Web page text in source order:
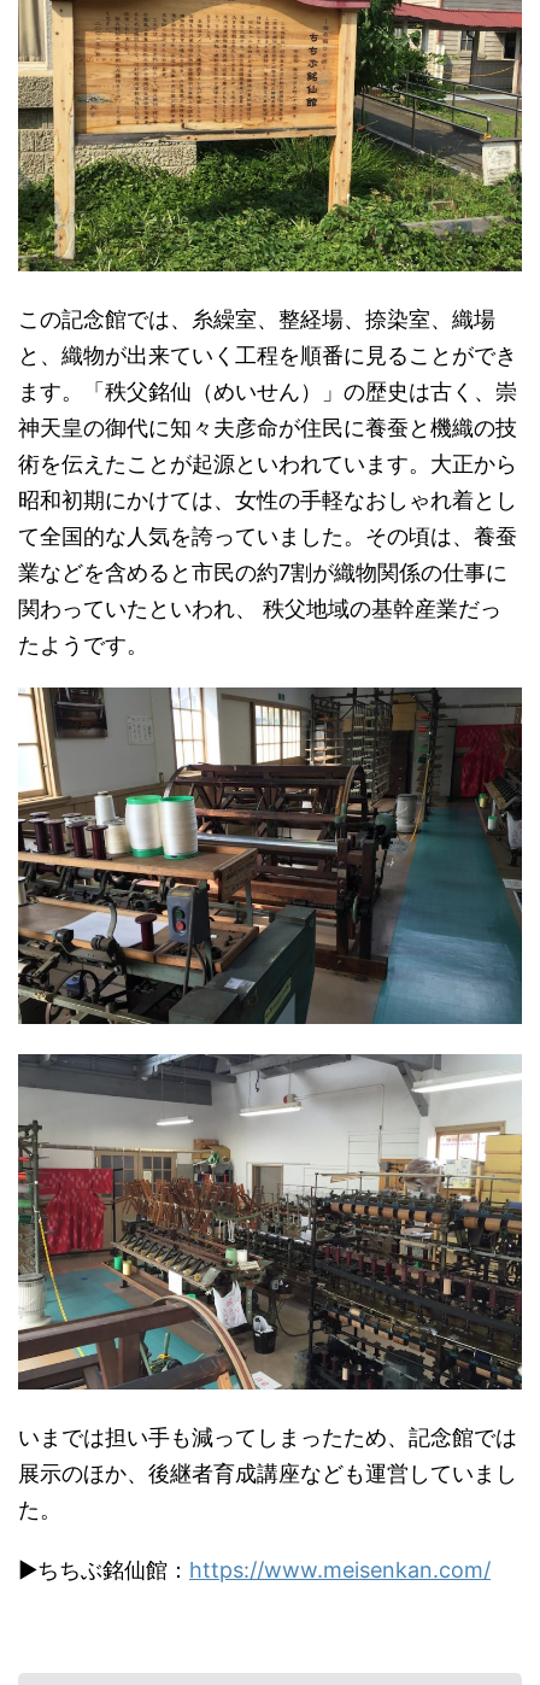
この記念館では、糸繰室、整経場、捺染室、織場
と、織物が出来ていく工程を順番に見ることができ
ます。「秩父銘仙（めいせん）」の歴史は古く、崇
神天皇の御代に知々夫彦命が住民に養蚕と機織の技
術を伝えたことが起源といわれています。大正から
昭和初期にかけては、女性の手軽なおしゃれ着とし
て全国的な人気を誇っていました。その頃は、養蚕
業などを含めると市民の約7割が織物関係の仕事に
関わっていたといわれ、 秩父地域の基幹産業だっ
たようです。
いまでは担い手も減ってしまったため、記念館では
展示のほか、後継者育成講座なども運営していまし
た。
▶︎ちちぶ銘仙館： https://www.meisenkan.com/